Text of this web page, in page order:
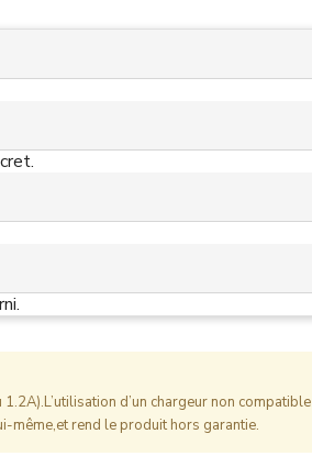
d’un chargeur non compatible
même,et rend le produit hors garantie.